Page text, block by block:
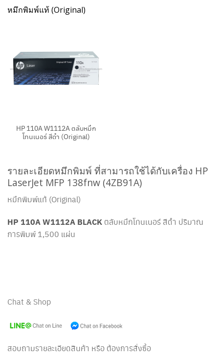
หมึกพิมพ์แท้ (Original)
HP 110A W1112A ตลับหมึก
โทนเนอร์ สีดำ (Original)
รายละเอียดหมึกพิมพ์ ที่สามารถใช้ได้กับเครื่อง HP
LaserJet MFP 138fnw (4ZB91A)
หมึกพิมพ์แท้ (Original)
HP 110A W1112A BLACK ตลับหมึกโทนเนอร์ สีดำ ปริมาณ
การพิมพ์ 1,500 แผ่น
Chat & Shop
สอบถามรายละเอียดสินค้า หรือ ต้องการสั่งซื้อ